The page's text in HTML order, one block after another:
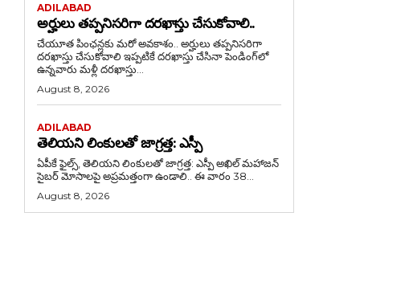
ADILABAD
అర్హులు తప్పనిసరిగా దరఖాస్తు చేసుకోవాలి..
చేయూత పింఛన్లకు మరో అవకాశం.. అర్హులు తప్పనిసరిగా
దరఖాస్తు చేసుకోవాలి ఇప్పటికే దరఖాస్తు చేసినా పెండింగ్‌లో
ఉన్నవారు మళ్లీ దరఖాస్తు...
August 8, 2026
ADILABAD
తెలియని లింకులతో జాగ్రత్త: ఎస్పీ
ఏపీకే ఫైల్స్‌, తెలియని లింకులతో జాగ్రత్త: ఎస్పీ అఖిల్ మహాజన్
సైబర్ మోసాలపై అప్రమత్తంగా ఉండాలి.. ఈ వారం 38...
August 8, 2026